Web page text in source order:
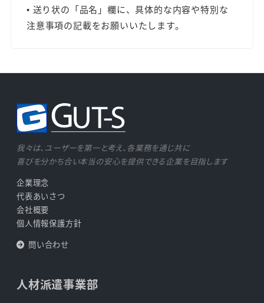
• 送り状の「品名」欄に、具体的な内容や特別な
注意事項の記載をお願いいたします。
我々は、ユーザーを第一と考え、各業務を通じ共に
喜びを分かち合い本当の安心を提供できる企業を目指します
企業理念
代表あいさつ
会社概要
個人情報保護方針
問い合わせ
人材派遣事業部